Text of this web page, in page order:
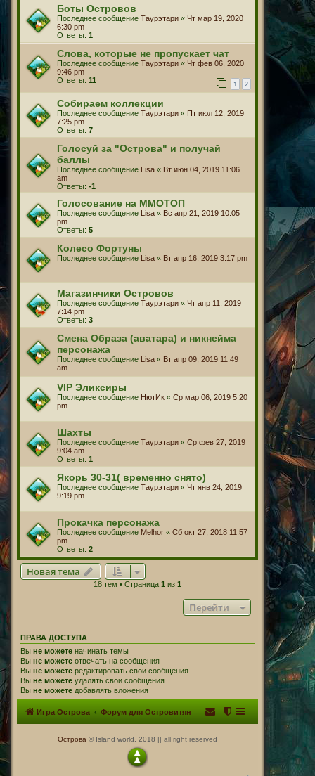
Боты Островов
Последнее сообщение Таурэтари « Чт мар 19, 2020
6:30 pm
Ответы: 1
Слова, которые не пропускает чат
Последнее сообщение Таурэтари « Чт фев 06, 2020
9:46 pm
Ответы: 11 1 2
Собираем коллекции
Последнее сообщение Таурэтари « Пт июл 12, 2019
7:25 pm
Ответы: 7
Голосуй за "Острова" и получай
баллы
Последнее сообщение Lisa « Вт июн 04, 2019 11:06
am
Ответы: -1
Голосование на ММОТОП
Последнее сообщение Lisa « Вс апр 21, 2019 10:05
pm
Ответы: 5
Колесо Фортуны
Последнее сообщение Lisa « Вт апр 16, 2019 3:17 pm
Магазинчики Островов
Последнее сообщение Таурэтари « Чт апр 11, 2019
7:14 pm
Ответы: 3
Смена Образа (аватара) и никнейма
персонажа
Последнее сообщение Lisa « Вт апр 09, 2019 11:49
am
VIP Эликсиры
Последнее сообщение НютИк « Ср мар 06, 2019 5:20
pm
Шахты
Последнее сообщение Таурэтари « Ср фев 27, 2019
9:04 am
Ответы: 1
Якорь 30-31( временно снято)
Последнее сообщение Таурэтари « Чт янв 24, 2019
9:19 pm
Прокачка персонажа
Последнее сообщение Melhor « Сб окт 27, 2018 11:57
pm
Ответы: 2
Новая тема
18 тем • Страница 1 из 1
Перейти
ПРАВА ДОСТУПА
Вы не можете начинать темы
Вы не можете отвечать на сообщения
Вы не можете редактировать свои сообщения
Вы не можете удалять свои сообщения
Вы не можете добавлять вложения
Игра Острова Форум для Островитян
Острова © Island world, 2018 || all right reserved